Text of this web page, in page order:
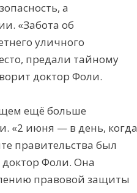
а
«Забота об
уличного
предали тайному
доктор Фоли.
ещё больше
«2 июня — в день, когда
правительства был
Фоли. Она
правовой защиты